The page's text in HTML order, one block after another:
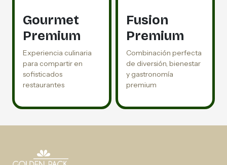
Gourmet
Premium
Experiencia culinaria
para compartir en
sofisticados
restaurantes
Fusion
Premium
Combinación perfecta
de diversión, bienestar
y gastronomía
premium